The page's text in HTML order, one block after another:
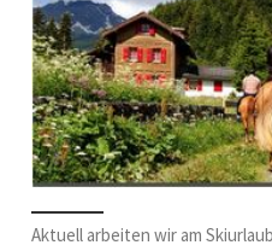
Aktuell arbeiten wir am